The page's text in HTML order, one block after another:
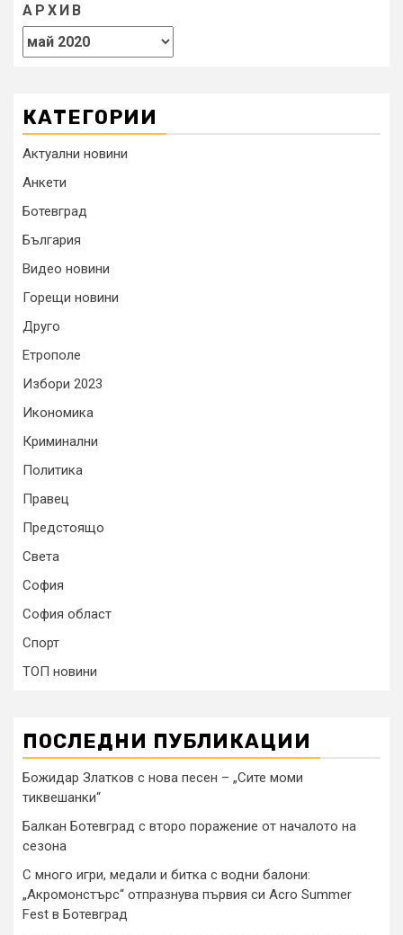
АРХИВ
КАТЕГОРИИ
Актуални новини
Анкети
Ботевград
България
Видео новини
Горещи новини
Друго
Етрополе
Избори 2023
Икономика
Криминални
Политика
Правец
Предстоящо
Света
София
София област
Спорт
ТОП новини
ПОСЛЕДНИ ПУБЛИКАЦИИ
Божидар Златков с нова песен – „Сите моми
тиквешанки“
Балкан Ботевград с второ поражение от началото на
сезона
С много игри, медали и битка с водни балони:
„Акромонстърс“ отпразнува първия си Acro Summer
Fest в Ботевград